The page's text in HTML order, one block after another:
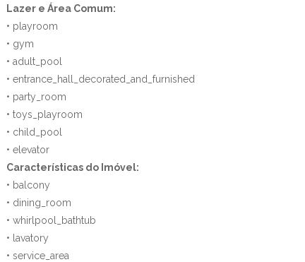
Lazer e Área Comum:
• playroom
• gym
• adult_pool
• entrance_hall_decorated_and_furnished
• party_room
• toys_playroom
• child_pool
• elevator
Características do Imóvel:
• balcony
• dining_room
• whirlpool_bathtub
• lavatory
• service_area